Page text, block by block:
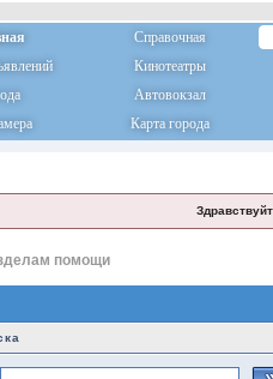
Справочная
Кинотеатры
Автовокзал
Карта города
помощи